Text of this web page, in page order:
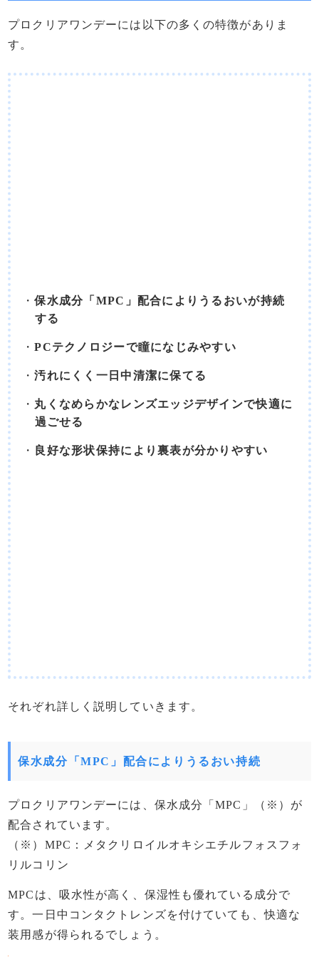
プロクリアワンデーには以下の多くの特徴がありま
す。
保水成分「MPC」配合によりうるおいが持続
する
PCテクノロジーで瞳になじみやすい
汚れにくく一日中清潔に保てる
丸くなめらかなレンズエッジデザインで快適に
過ごせる
良好な形状保持により裏表が分かりやすい
それぞれ詳しく説明していきます。
保水成分「MPC」配合によりうるおい持続
プロクリアワンデーには、保水成分「MPC」（※）が
配合されています。
（※）MPC：メタクリロイルオキシエチルフォスフォ
リルコリン
MPCは、吸水性が高く、保湿性も優れている成分で
す。一日中コンタクトレンズを付けていても、快適な
装用感が得られるでしょう。